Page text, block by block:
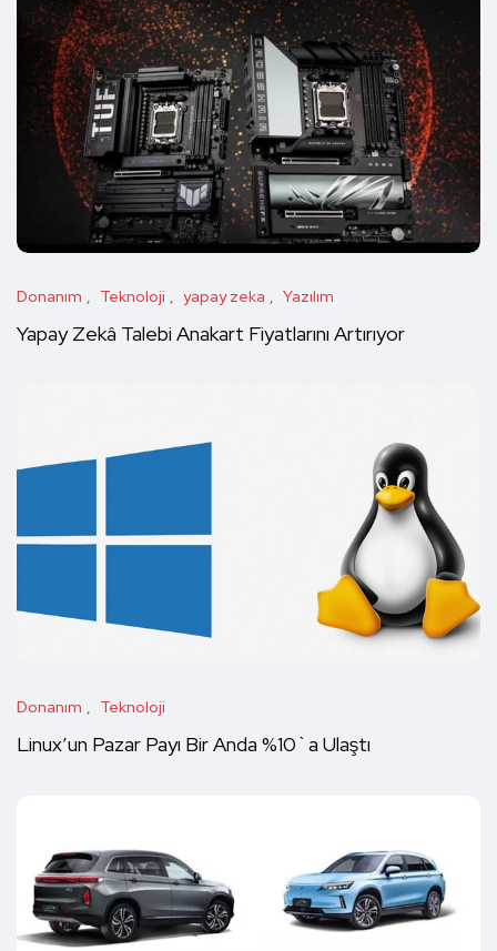
Donanım Teknoloji yapay zeka Yazılım
Yapay Zekâ Talebi Anakart Fiyatlarını Artırıyor
Donanım Teknoloji
Linux’un Pazar Payı Bir Anda %10`a Ulaştı